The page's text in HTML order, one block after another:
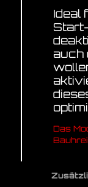
Ideal
auch
Das